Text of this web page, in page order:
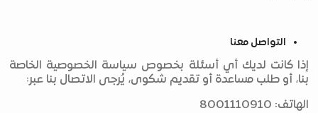
التواصل معنا
إذا كانت لديك أي أسئلة بخصوص سياسة الخصوصية الخاصة
بنا، أو طلب مساعدة أو تقديم شكوى، يُرجى الاتصال بنا عبر:
الهاتف: 8001110910